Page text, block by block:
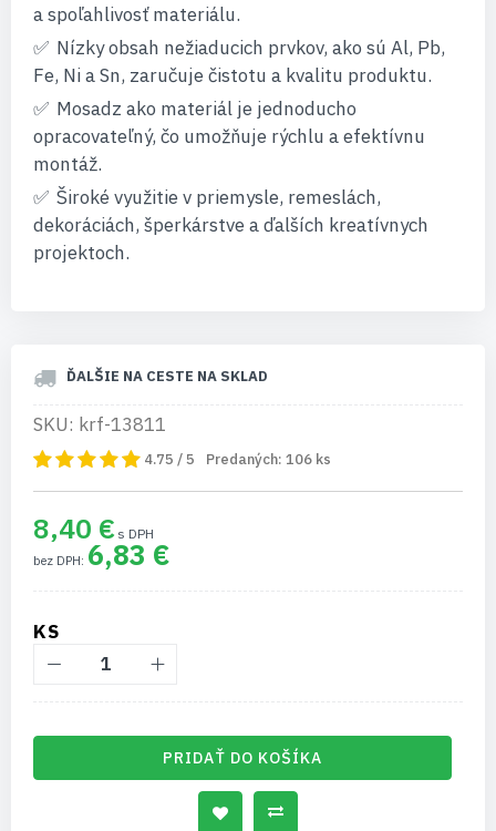
a spoľahlivosť materiálu.
Nízky obsah nežiaducich prvkov, ako sú Al, Pb,
Fe, Ni a Sn, zaručuje čistotu a kvalitu produktu.
Mosadz ako materiál je jednoducho
opracovateľný, čo umožňuje rýchlu a efektívnu
montáž.
Široké využitie v priemysle, remeslách,
dekoráciách, šperkárstve a ďalších kreatívnych
projektoch.
ĎALŠIE NA CESTE NA SKLAD
SKU: krf-13811
4.75 / 5 Predaných: 106 ks
8,40 €
6,83 €
KS
PRIDAŤ DO KOŠÍKA